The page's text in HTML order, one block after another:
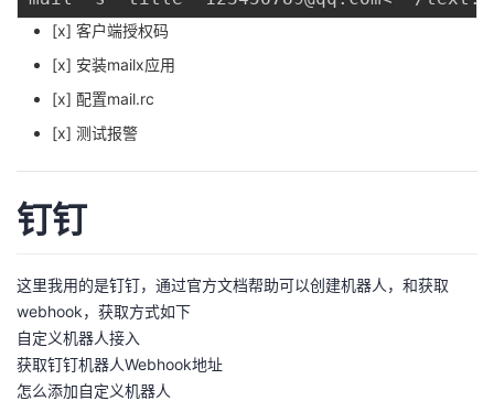
[x] 客户端授权码
[x] 安装mailx应用
[x] 配置mail.rc
[x] 测试报警
钉钉
这里我用的是钉钉，通过官方文档帮助可以创建机器人，和获取
webhook，获取方式如下
自定义机器人接入
获取钉钉机器人Webhook地址
怎么添加自定义机器人